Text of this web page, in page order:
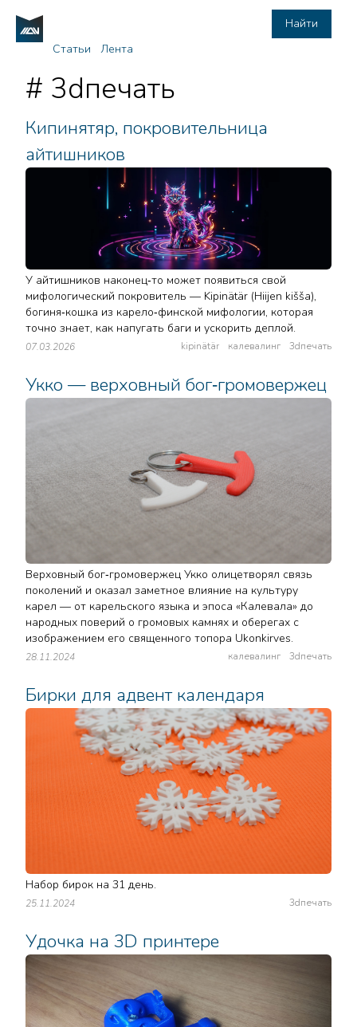
Найти
Статьи
Лента
# 3dпечать
Кипинятяр, покровительница
айтишников
У айтишников наконец‑то может появиться свой
мифологический покровитель — Kipinätär (Hiijen kišša),
богиня‑кошка из карело‑финской мифологии, которая
точно знает, как напугать баги и ускорить деплой.
07.03.2026 kipinätär калевалинг 3dпечать
Укко — верховный бог‑громовержец
Верховный бог‑громовержец Укко олицетворял связь
поколений и оказал заметное влияние на культуру
карел — от карельского языка и эпоса «Калевала» до
народных поверий о громовых камнях и оберегах с
изображением его священного топора Ukonkirves.
28.11.2024 калевалинг 3dпечать
Бирки для адвент календаря
Набор бирок на 31 день.
25.11.2024 3dпечать
Удочка на 3D принтере